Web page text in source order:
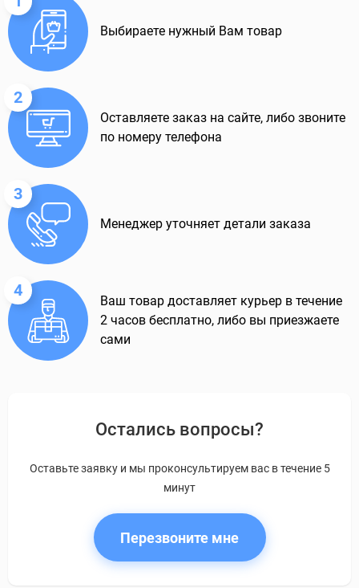
Выбираете нужный Вам товар
2
Оставляете заказ на сайте, либо звоните
по номеру телефона
3
Менеджер уточняет детали заказа
4
Ваш товар доставляет курьер в течение
2 часов бесплатно, либо вы приезжаете
сами
Остались вопросы?
Оставьте заявку и мы проконсультируем вас в течение 5
минут
Перезвоните мне